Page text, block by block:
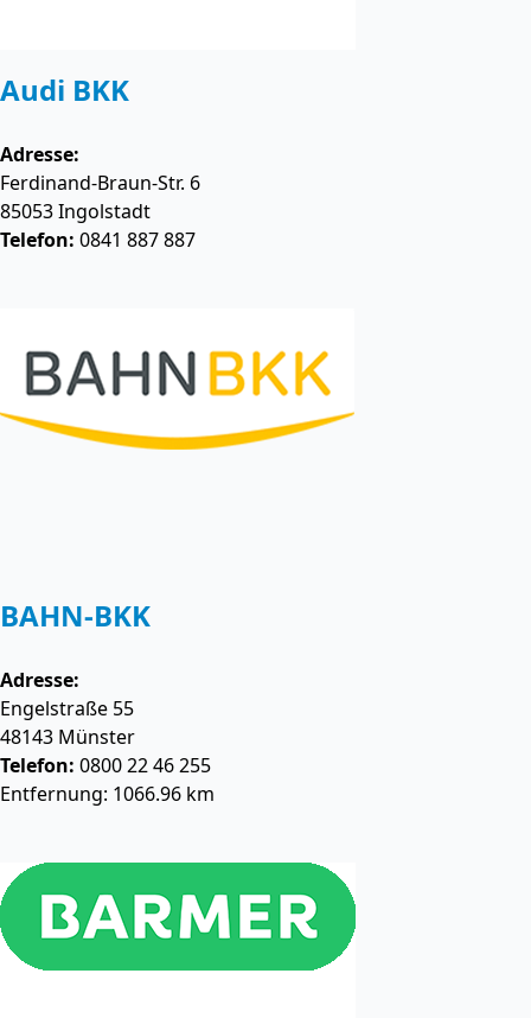
Audi BKK
Adresse:
Ferdinand-Braun-Str. 6
85053Ingolstadt
Telefon: 0841 887 887
BAHN-BKK
Adresse:
Engelstraße 55
48143 Münster
Telefon: 0800 22 46 255
Entfernung: 1066.96 km